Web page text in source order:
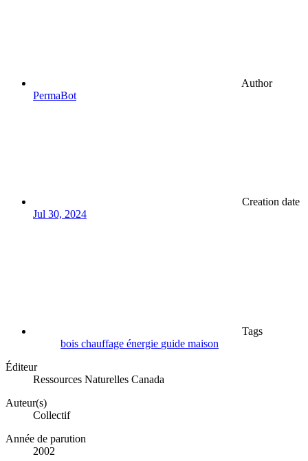
Author
PermaBot
Creation date
Jul 30, 2024
Tags
bois chauffage énergie guide maison
Éditeur
Ressources Naturelles Canada
Auteur(s)
Collectif
Année de parution
2002